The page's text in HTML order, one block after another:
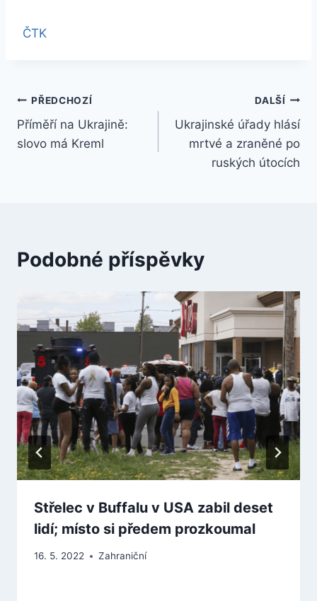
ČTK
Navigace
pro
PŘEDCHOZÍ
Příměří na Ukrajině:
slovo má Kreml
DALŠÍ
Ukrajinské úřady hlásí
mrtvé a zraněné po
ruských útocích
Podobné příspěvky
Střelec v Buffalu v USA zabil deset
lidí; místo si předem prozkoumal
16. 5. 2022 Zahraniční